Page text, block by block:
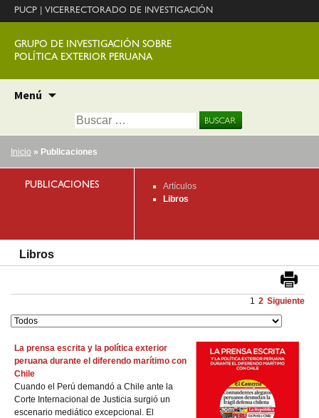
PUCP VICERRECTORADO DE INVESTIGACIÓN
GRUPO DE INVESTIGACIÓN SOBRE
POLÍTICA EXTERIOR PERUANA
Menú
contenido
Buscar:
Inicio » Publicaciones
PUBLICACIONES
Artículos
Libros
Libros
1 2 Siguiente
La prensa escrita y la política exterior
peruana durante el diferendo marítimo con
Chile
Cuando el Perú demandó a Chile ante la
Corte Internacional de Justicia surgió un
escenario mediático excepcional. El